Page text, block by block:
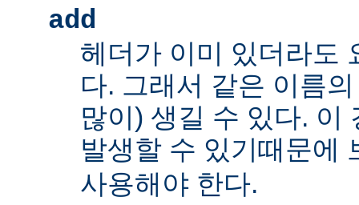
add
헤더가 이미 있더라도
다. 그래서 같은 이름
많이) 생길 수 있다. 이
발생할 수 있기때문에
사용해야 한다.